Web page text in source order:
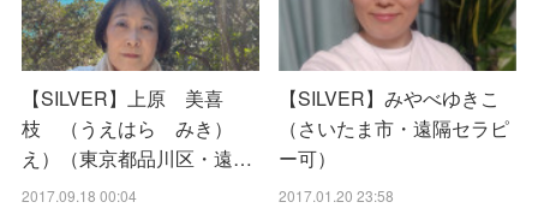
【SILVER】上原 美喜
枝 （うえはら みき）
え）（東京都品川区・遠…
2017.09.18 00:04
【SILVER】みやべゆきこ
（さいたま市・遠隔セラピ
ー可）
2017.01.20 23:58